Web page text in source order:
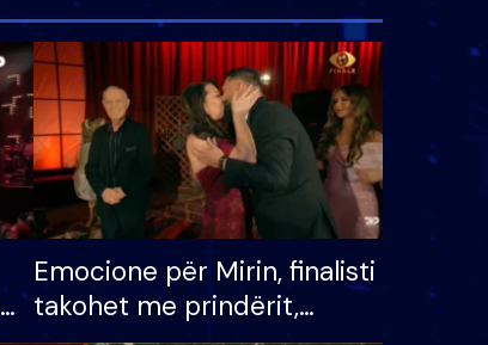
Emocione për Mirin, finalisti
takohet me prindërit,